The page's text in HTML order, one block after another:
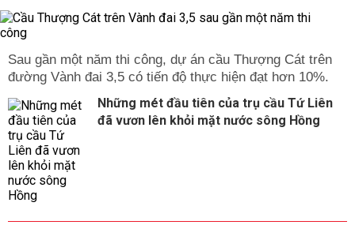
Sau gần một năm thi công, dự án cầu Thượng Cát trên
đường Vành đai 3,5 có tiến độ thực hiện đạt hơn 10%.
Những mét đầu tiên của trụ cầu Tứ Liên
đã vươn lên khỏi mặt nước sông Hồng